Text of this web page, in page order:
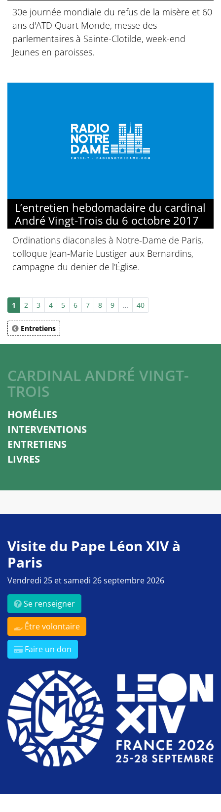
30e journée mondiale du refus de la misère et 60
ans d'ATD Quart Monde, messe des
parlementaires à Sainte-Clotilde, week-end
Jeunes en paroisses.
L’entretien hebdomadaire du cardinal
André Vingt-Trois du 6 octobre 2017
Ordinations diaconales à Notre-Dame de Paris,
colloque Jean-Marie Lustiger aux Bernardins,
campagne du denier de l'Église.
1 2 3 4 5 6 7 8 9 … 40
Entretiens
CARDINAL ANDRÉ VINGT-
TROIS
HOMÉLIES
INTERVENTIONS
ENTRETIENS
LIVRES
Visite du Pape Léon XIV à
Paris
Vendredi 25 et samedi 26 septembre 2026
Se renseigner
Être volontaire
Faire un don